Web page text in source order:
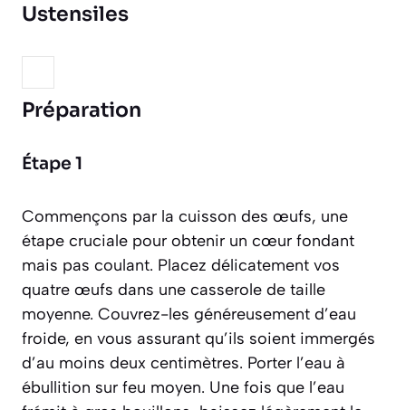
Ustensiles
Préparation
Étape 1
Commençons par la cuisson des œufs, une
étape cruciale pour obtenir un cœur fondant
mais pas coulant. Placez délicatement vos
quatre œufs dans une casserole de taille
moyenne. Couvrez-les généreusement d’eau
froide, en vous assurant qu’ils soient immergés
d’au moins deux centimètres. Porter l’eau à
ébullition sur feu moyen. Une fois que l’eau